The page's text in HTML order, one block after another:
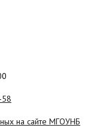
на сайте МГОУНБ